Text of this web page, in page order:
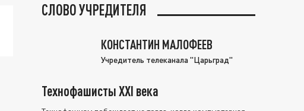
СЛОВО УЧРЕДИТЕЛЯ
КОНСТАНТИН МАЛОФЕЕВ
Учредитель телеканала "Царьград"
Технофашисты XXI века